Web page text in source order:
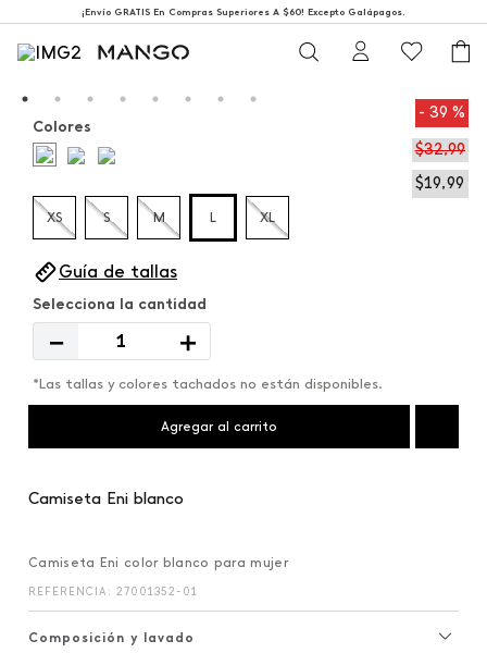
¡Envío GRATIS En Compras Superiores A $60! Excepto Galápagos.
39 %
$32,99
$19,99
Colores
XS S M L XL
Guía de tallas
＋
－
*Las tallas y colores tachados no están disponibles.
Agregar al carrito
Camiseta Eni blanco
Camiseta Eni color blanco para mujer
REFERENCIA : 27001352-01
Composición y lavado